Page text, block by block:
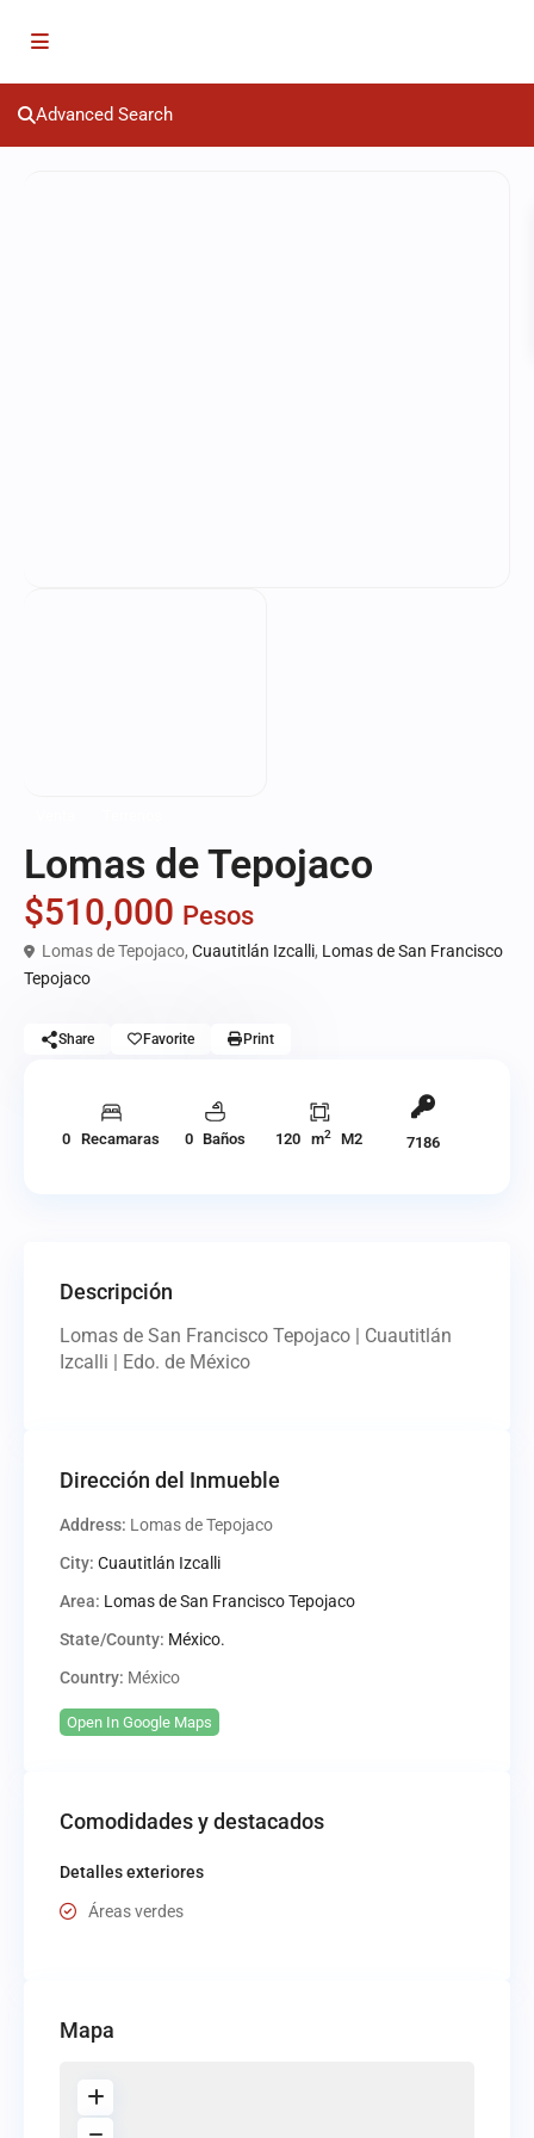
Advanced Search
Lomas de Tepojaco
$510,000 Pesos
Lomas de Tepojaco, Cuautitlán Izcalli, Lomas de San Francisco
Tepojaco
Share Favorite Print
0 Recamaras 0 Baños 120 m2M2 7186
Descripción
Lomas de San Francisco Tepojaco | Cuautitlán
Izcalli | Edo. de México
Dirección del Inmueble
Address: Lomas de Tepojaco
City: Cuautitlán Izcalli
Area: Lomas de San Francisco Tepojaco
State/County: México.
Country: México
Open In Google Maps
Comodidades y destacados
Detalles exteriores
Áreas verdes
Mapa